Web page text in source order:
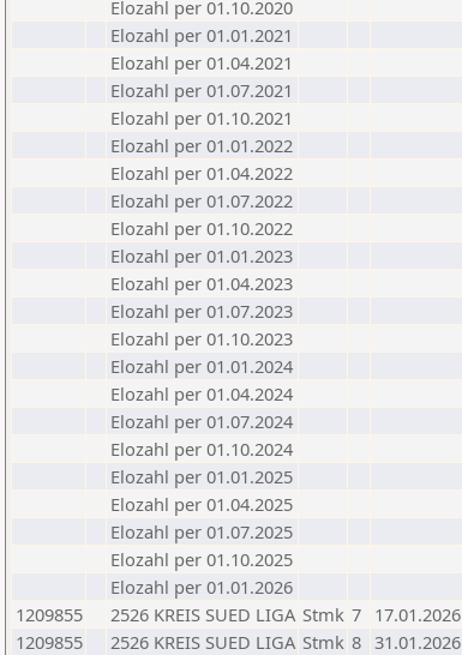
Elozahl per 01.10.2020
Elozahl per 01.01.2021
Elozahl per 01.04.2021
Elozahl per 01.07.2021
Elozahl per 01.10.2021
Elozahl per 01.01.2022
Elozahl per 01.04.2022
Elozahl per 01.07.2022
Elozahl per 01.10.2022
Elozahl per 01.01.2023
Elozahl per 01.04.2023
Elozahl per 01.07.2023
Elozahl per 01.10.2023
Elozahl per 01.01.2024
Elozahl per 01.04.2024
Elozahl per 01.07.2024
Elozahl per 01.10.2024
Elozahl per 01.01.2025
Elozahl per 01.04.2025
Elozahl per 01.07.2025
Elozahl per 01.10.2025
Elozahl per 01.01.2026
1209855
2526 KREIS SUED LIGA Stmk 7 17.01.2026
1209855
2526 KREIS SUED LIGA Stmk 8 31.01.2026